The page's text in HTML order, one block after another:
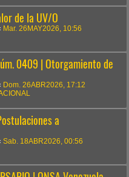
de la UV/O
Mar. 26MAY2026, 10:56
0409 | Otorgamiento de
Dom. 26ABR2026, 17:12
a
Sab. 18ABR2026, 00:56